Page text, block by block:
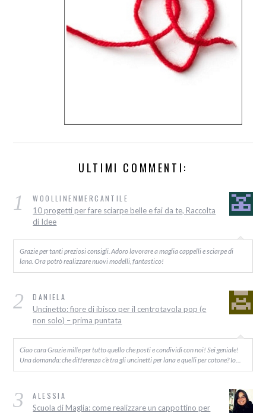
ULTIMI COMMENTI:
1 WOOLLINENMERCANTILE
10 progetti per fare sciarpe belle e fai da te, Raccolta
di Idee
Grazie per tanti preziosi consigli. Adoro lavorare a maglia cappelli e sciarpe di
lana. Ora potrò realizzare nuovi modelli, fantastico!
2 DANIELA
Uncinetto: fiore di ibisco per il centrotavola pop (e
non solo) – prima puntata
Ciao cara Grazie mille per tutto quello che posti e condividi con noi! Sei geniale!
Una domanda: che differenza c’è tra gli uncinetti per lana e quelli per cotone? Io…
3 ALESSIA
Scuola di Maglia: come realizzare un cappottino per